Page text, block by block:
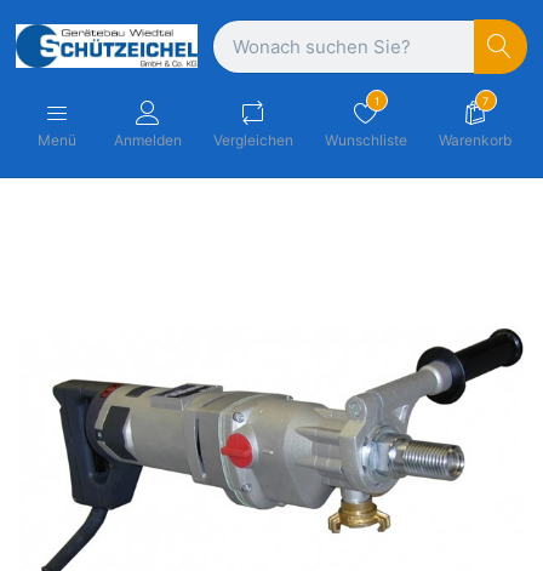
Menü Anmelden Vergleichen
1
Wunschliste
7
Warenkorb